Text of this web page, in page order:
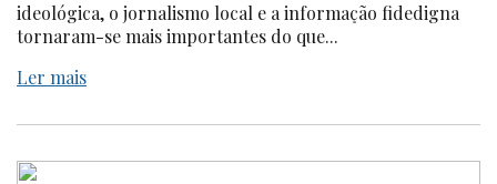
ideológica, o jornalismo local e a informação fidedigna
tornaram-se mais importantes do que...
Ler mais